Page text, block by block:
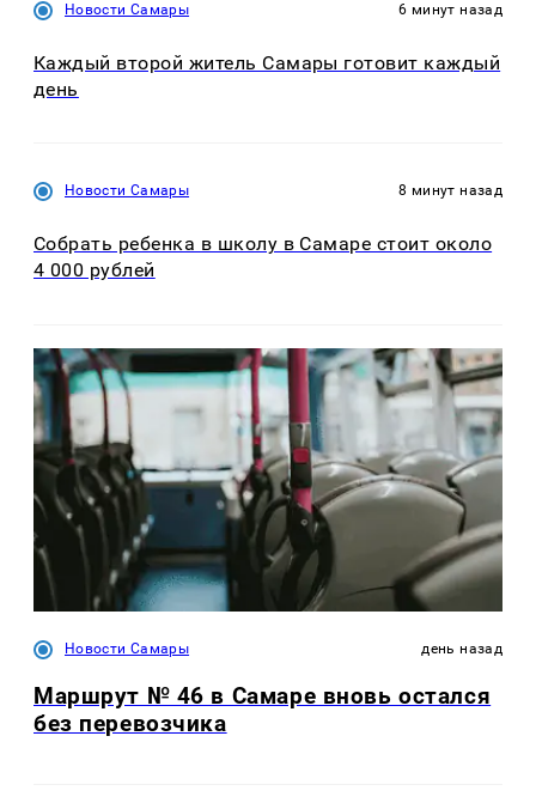
Новости Самары 6 минут назад
Каждый второй житель Самары готовит каждый
день
Новости Самары 8 минут назад
Собрать ребенка в школу в Самаре стоит около
4 000 рублей
Новости Самары день назад
Маршрут № 46 в Самаре вновь остался
без перевозчика